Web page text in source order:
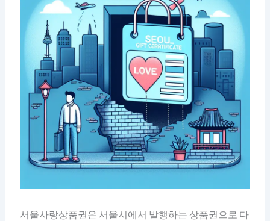
서울사랑상품권은 서울시에서 발행하는 상품권으로 다